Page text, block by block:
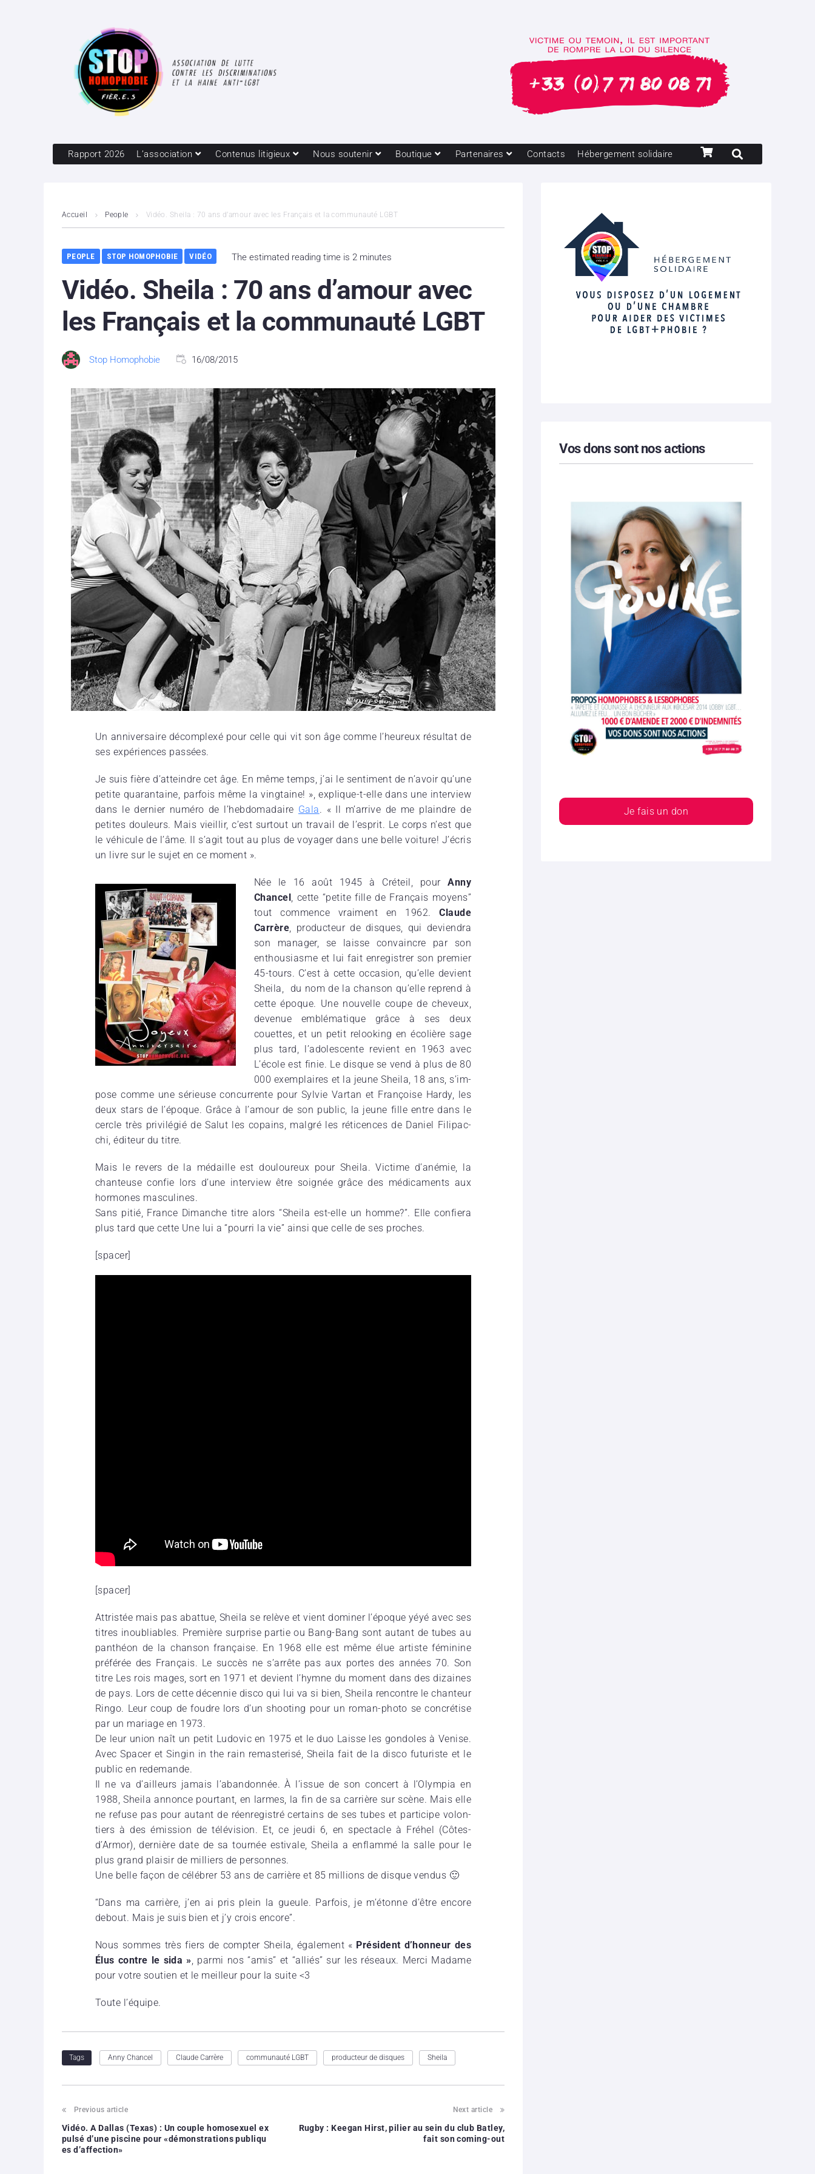
Rapport 2026 L’association Contenus litigieux Nous soutenir Boutique Partenaires Contacts Hébergement solidaire
Accueil People Vidéo. Sheila : 70 ans d’amour avec les Français et la communauté LGBT
PEOPLE STOP HOMOPHOBIE VIDÉO The estimated reading time is 2 minutes
Vidéo. Sheila : 70 ans d’amour avec
les Français et la communauté LGBT
Stop Homophobie 16/08/2015
Un anni­ver­saire décom­plexé pour celle qui vit son âge comme l’heu­reux résul­tat de
ses expé­riences passées.
Je suis fière d’atteindre cet âge. En même temps, j’ai le sentiment de n’avoir qu’une
petite quarantaine, parfois même la vingtaine! », explique-t-elle dans une interview
dans le dernier numéro de l’hebdomadaire Gala. « Il m’arrive de me plaindre de
petites douleurs. Mais vieillir, c’est surtout un travail de l’esprit. Le corps n’est que
le véhicule de l’âme. Il s’agit tout au plus de voyager dans une belle voiture! J’écris
un livre sur le sujet en ce moment ».
Née le 16 août 1945 à Créteil, pourAnny
Chancel, cette “petite fille de Français moyens”
tout commence vrai­ment en 1962.Claude
Carrère, produc­teur de disques, qui devien­dra
son mana­ger, se laisse convaincre par son
enthou­siasme et lui fait enre­gis­trer son premier
45-tours. C’est à cette occa­sion, qu’elle devient
Sheila, du nom de la chan­son qu’elle reprend à
cette époque. Une nouvelle coupe de cheveux,
deve­nue emblé­ma­tique grâce à ses deux
couettes, et un petit reloo­king en écolière sage
plus tard, l’ado­les­cente revient en 1963 avec
L’école est finie. Le disque se vend à plus de 80
000 exem­plaires et la jeune Sheila, 18 ans, s’im­
pose comme une sérieuse concur­rente pour Sylvie Vartan et Françoise Hardy, les
deux stars de l’époque. Grâce à l’amour de son public, la jeune fille entre dans le
cercle très privi­lé­gié de Salut les copains, malgré les réti­cences de Daniel Fili­pac­
chi, éditeur du titre.
Mais le revers de la médaille est doulou­reux pour Sheila. Victime d’ané­mie, la
chan­teuse confie lors d’une inter­view être soignée grâce des médi­ca­ments aux
hormones mascu­lines.
Sans pitié, France Dimanche titre alors “Sheila est-elle un homme?”. Elle confiera
plus tard que cette Une lui a “pourri la vie” ainsi que celle de ses proches.
[spacer]
[spacer]
Attris­tée mais pas abat­tue, Sheila se relève et vient domi­ner l’époque yéyé avec ses
titres inou­bliables. Première surprise partie ou Bang-Bang sont autant de tubes au
panthéon de la chan­son française. En 1968 elle est même élue artiste fémi­nine
préfé­rée des Français. Le succès ne s’ar­rête pas aux portes des années 70. Son
titre Les rois mages, sort en 1971 et devient l’hymne du moment dans des dizaines
de pays. Lors de cette décen­nie disco qui lui va si bien, Sheila rencontre le chan­teur
Ringo. Leur coup de foudre lors d’un shoo­ting pour un roman-photo se concré­tise
par un mariage en 1973.
De leur union naît un petit Ludo­vic en 1975 et le duo Laisse les gondoles à Venise.
Avec Spacer et Singin in the rain remas­te­risé, Sheila fait de la disco futu­riste et le
public en rede­mande.
Il ne va d’ailleurs jamais l’aban­don­née. À l’is­sue de son concert à l’Olym­pia en
1988, Sheila annonce pourtant, en larmes, la fin de sa carrière sur scène. Mais elle
ne refuse pas pour autant de réen­re­gis­tré certains de ses tubes et parti­cipe volon­
tiers à des émis­sion de télé­vi­sion. Et, ce jeudi 6, en spectacle à Fréhel (Côtes-
d’Armor), dernière date de sa tournée estivale, Sheila a enflammé la salle pour le
plus grand plaisir de milliers de personnes.
Une belle façon de célébrer 53 ans de carrière et 85 millions de disque vendus 🙂
“Dans ma carrière, j’en ai pris plein la gueule. Parfois, je m’étonne d’être encore
debout. Mais je suis bien et j’y crois encore”.
Nous sommes très fiers de compter Sheila, également « Président d’honneur des
Élus contre le sida », parmi nos “amis” et “alliés” sur les réseaux. Merci Madame
pour votre soutien et le meilleur pour la suite <3
Toute l’équipe.
Tags Anny Chancel Claude Carrère communauté LGBT produc­teur de disques Sheila
Previous article
Vidéo. A Dallas (Texas) : Un couple homosexuel ex
pulsé d’une piscine pour «démonstrations publiqu
es d’affection»
Next article
Rugby : Keegan Hirst, pilier au sein du club Batley,
fait son coming-out
Vos dons sont nos actions
Je fais un don